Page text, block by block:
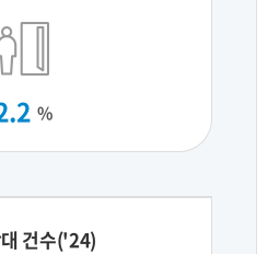
%
건수('24)